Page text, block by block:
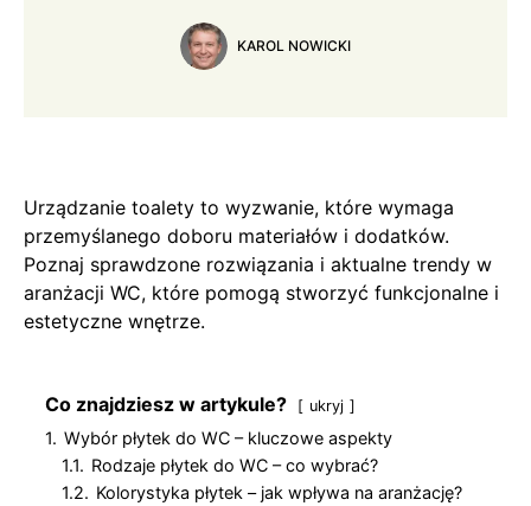
KAROL NOWICKI
Urządzanie toalety to wyzwanie, które wymaga
przemyślanego doboru materiałów i dodatków.
Poznaj sprawdzone rozwiązania i aktualne trendy w
aranżacji WC, które pomogą stworzyć funkcjonalne i
estetyczne wnętrze.
Co znajdziesz w artykule? ukryj
1. Wybór płytek do WC – kluczowe aspekty
1.1. Rodzaje płytek do WC – co wybrać?
1.2. Kolorystyka płytek – jak wpływa na aranżację?